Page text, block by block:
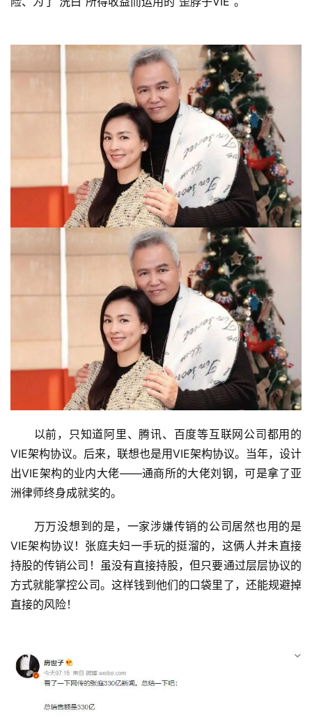
每
以前，只知道阿里、腾讯、百度等互联网公司都用的
VIE架构协议。后来，联想也是用VIE架构协议。当年，设计
出VIE架构的业内大佬——通商所的大佬刘钢，可是拿了亚
洲律师终身成就奖的。
万万没想到的是，一家涉嫌传销的公司居然也用的是
VIE架构协议！张庭夫妇一手玩的挺溜的，这俩人并未直接
持股的传销公司！虽没有直接持股，但只要通过层层协议的
方式就能掌控公司。这样钱到他们的口袋里了，还能规避掉
直接的风险！